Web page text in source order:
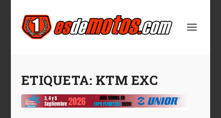
ETIQUETA: KTM EXC